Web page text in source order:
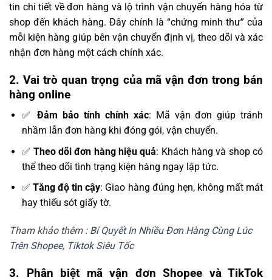
tin chi tiết về đơn hàng và lộ trình vận chuyển hàng hóa từ
shop đến khách hàng. Đây chính là “chứng minh thư” của
mỗi kiện hàng giúp bên vận chuyển định vị, theo dõi và xác
nhận đơn hàng một cách chính xác.
2. Vai trò quan trọng của mã vận đơn trong bán
hàng online
✅Đảm bảo tính chính xác: Mã vận đơn giúp tránh
nhầm lẫn đơn hàng khi đóng gói, vận chuyển.
✅ Theo dõi đơn hàng hiệu quả: Khách hàng và shop có
thể theo dõi tình trạng kiện hàng ngay lập tức.
✅ Tăng độ tin cậy: Giao hàng đúng hẹn, không mất mát
hay thiếu sót giấy tờ.
Tham khảo thêm : Bí Quyết In Nhiều Đơn Hàng Cùng Lúc
Trên Shopee, Tiktok Siêu Tốc
3. Phân biệt mã vận đơn Shopee và TikTok